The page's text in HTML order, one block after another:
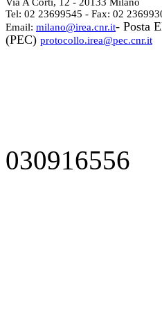
Via A Corti, 12 - 20133 Milano
Tel: 02 23699545 - Fax: 02
Email: milano@irea.cnr.it- Posta
(PEC) protocollo.irea@pec.cnr.it
030916556